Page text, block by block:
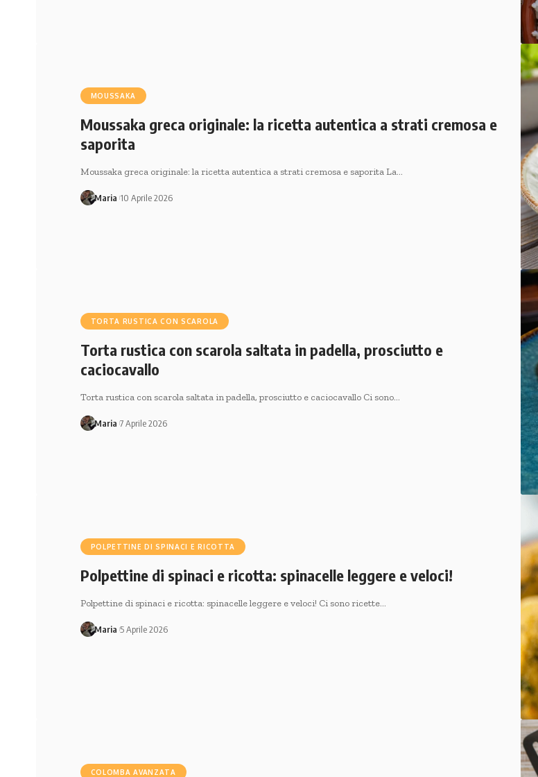
MOUSSAKA
Moussaka greca originale: la ricetta autentica a strati cremosa e
saporita
Moussaka greca originale: la ricetta autentica a strati cremosa e saporita La…
Maria 10 Aprile 2026
TORTA RUSTICA CON SCAROLA
Torta rustica con scarola saltata in padella, prosciutto e
caciocavallo
Torta rustica con scarola saltata in padella, prosciutto e caciocavallo Ci sono…
Maria 7 Aprile 2026
POLPETTINE DI SPINACI E RICOTTA
Polpettine di spinaci e ricotta: spinacelle leggere e veloci!
Polpettine di spinaci e ricotta: spinacelle leggere e veloci! Ci sono ricette…
Maria 5 Aprile 2026
COLOMBA AVANZATA